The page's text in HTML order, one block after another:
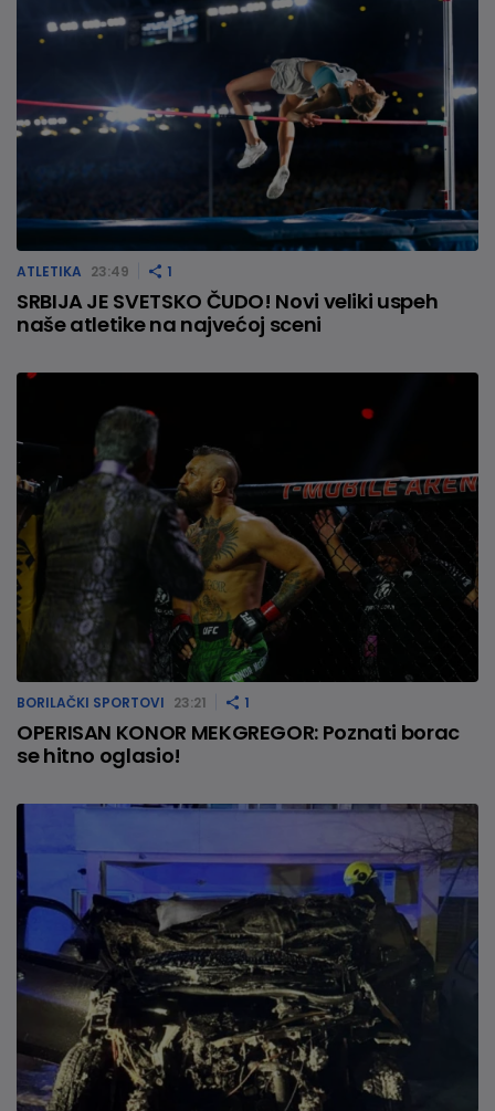
ATLETIKA 23:49 1
SRBIJA JE SVETSKO ČUDO! Novi veliki uspeh
naše atletike na najvećoj sceni
BORILAČKI SPORTOVI 23:21 1
OPERISAN KONOR MEKGREGOR: Poznati borac
se hitno oglasio!